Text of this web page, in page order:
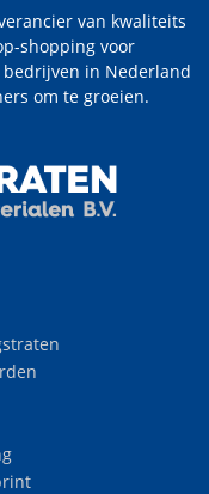
van kwaliteits
shopping voor
in Nederland
om te groeien.